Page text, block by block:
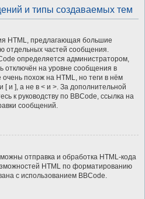
и типы создаваемых тем
HTML, предлагающая большие
отдельных частей сообщения.
определяется администратором,
отключён на уровне сообщения в
похож на HTML, но теги в нём
[ и ], а не в < и >. За дополнительной
к руководству по BBCode, ссылка на
сообщений.
отправка и обработка HTML-кода
HTML по форматированию
с использованием BBCode.